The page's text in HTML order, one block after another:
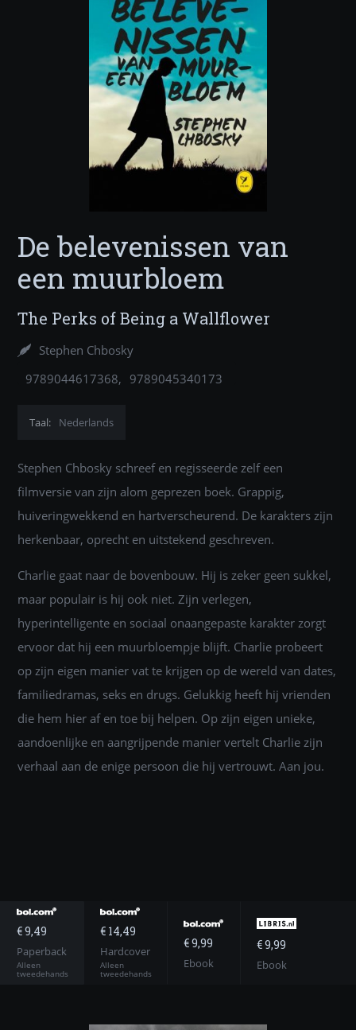
De belevenissen van
een muurbloem
The Perks of Being a Wallflower
Stephen Chbosky
9789044617368
9789045340173
Taal: Nederlands
Stephen Chbosky schreef en regisseerde zelf een
filmversie van zijn alom geprezen boek. Grappig,
huiveringwekkend en hartverscheurend. De karakters zijn
herkenbaar, oprecht en uitstekend geschreven.
Charlie gaat naar de bovenbouw. Hij is zeker geen sukkel,
maar populair is hij ook niet. Zijn verlegen,
hyperintelligente en sociaal onaangepaste karakter zorgt
ervoor dat hij een muurbloempje blijft. Charlie probeert
op zijn eigen manier vat te krijgen op de wereld van dates,
familiedramas, seks en drugs. Gelukkig heeft hij vrienden
die hem hier af en toe bij helpen. Op zijn eigen unieke,
aandoenlijke en aangrijpende manier vertelt Charlie zijn
verhaal aan de enige persoon die hij vertrouwt. Aan jou.
Alleen
tweedehands
€ 9,49
Paperback
Alleen
tweedehands
€ 14,49
Hardcover
€ 9,99
Ebook
€ 9,99
Ebook